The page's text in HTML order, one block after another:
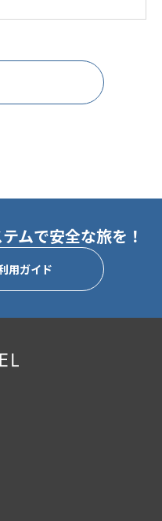
ムで安全な旅を！
用ガイド